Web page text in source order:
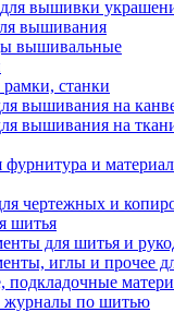
вышивки
вышивания
вышивальные
станки
вышивания на
вышивания на
фурнитура и
чертежных и
шитья
для шитья и
иглы и прочее
подкладочные
журналы по шитью